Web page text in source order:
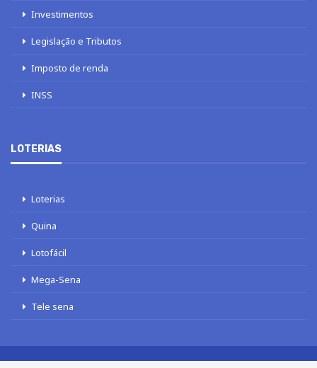
Investimentos
Legislação e Tributos
Imposto de renda
INSS
LOTERIAS
Loterias
Quina
Lotofácil
Mega-Sena
Tele sena